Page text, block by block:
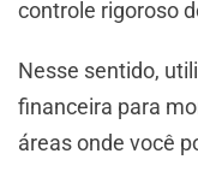
controle rigoroso
Nesse sentido,
financeira para
áreas onde você